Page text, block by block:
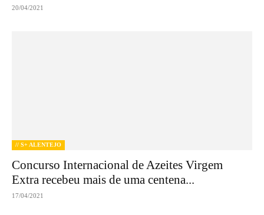
20/04/2021
// S+ ALENTEJO
Concurso Internacional de Azeites Virgem
Extra recebeu mais de uma centena...
17/04/2021